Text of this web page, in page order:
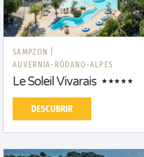
SAMPZON |
AUVERNIA-RÓDANO-ALPES
Le Soleil Vivarais
DESCUBRIR